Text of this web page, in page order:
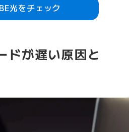
光をチェック
ドが遅い原因と